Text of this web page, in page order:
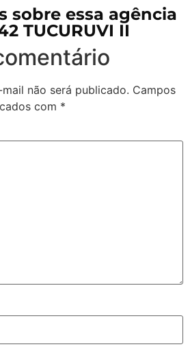
sobre essa agência
TUCURUVI II
não será publicado. Campos
com *